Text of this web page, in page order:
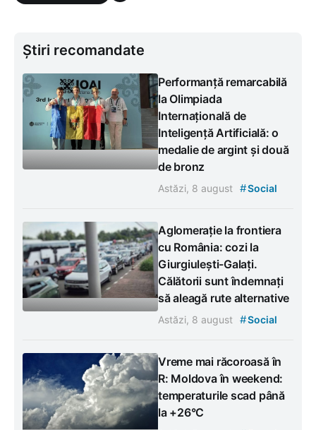
Știri recomandate
Performanță remarcabilă
la Olimpiada
Internațională de
Inteligență Artificială: o
medalie de argint și două
de bronz
Astăzi, 8 august #Social
Aglomerație la frontiera
cu România: cozi la
Giurgiulești-Galați.
Călătorii sunt îndemnați
să aleagă rute alternative
Astăzi, 8 august #Social
Vreme mai răcoroasă în
R: Moldova în weekend:
temperaturile scad până
la +26°C